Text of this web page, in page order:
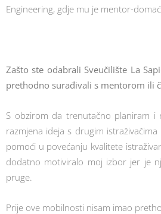
Engineering, gdje mu je mentor-
Zašto ste odabrali Sveučilište La
prethodno surađivali s mentorom ili
S obzirom da trenutačno planiram i
razmjena ideja s drugim
pomoći u povećanju kvalitete
dodatno motiviralo moj izbor jer je
pruge.
Prije ove mobilnosti nisam imao